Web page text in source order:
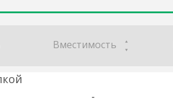
Вместимость
-